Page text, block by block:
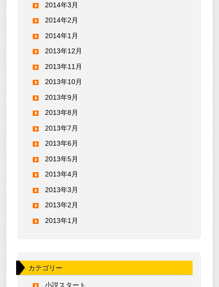
2014年3月
2014年2月
2014年1月
2013年12月
2013年11月
2013年10月
2013年9月
2013年8月
2013年7月
2013年6月
2013年5月
2013年4月
2013年3月
2013年2月
2013年1月
カテゴリー
小説スタート